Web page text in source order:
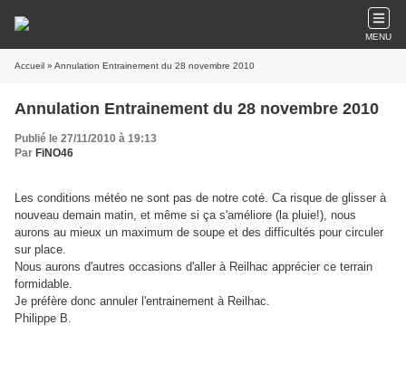
MENU
Accueil » Annulation Entrainement du 28 novembre 2010
Annulation Entrainement du 28 novembre 2010
Publié le 27/11/2010 à 19:13
Par FiNO46
Les conditions météo ne sont pas de notre coté. Ca risque de glisser à
nouveau demain matin, et même si ça s'améliore (la pluie!), nous
aurons au mieux un maximum de soupe et des difficultés pour circuler
sur place.
Nous aurons d'autres occasions d'aller à Reilhac apprécier ce terrain
formidable.
Je préfère donc annuler l'entrainement à Reilhac.
Philippe B.